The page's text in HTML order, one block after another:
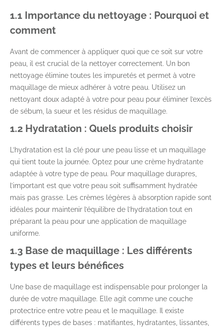
1.1 Importance du nettoyage : Pourquoi et
comment
Avant de commencer à appliquer quoi que ce soit sur votre
peau, il est crucial de la nettoyer correctement. Un bon
nettoyage élimine toutes les impuretés et permet à votre
maquillage de mieux adhérer à votre peau. Utilisez un
nettoyant doux adapté à votre pour peau pour éliminer l’excès
de sébum, la sueur et les résidus de maquillage.
1.2 Hydratation : Quels produits choisir
L’hydratation est la clé pour une peau lisse et un maquillage
qui tient toute la journée. Optez pour une crème hydratante
adaptée à votre type de peau. Pour maquillage durapres,
l’important est que votre peau soit suffisamment hydratée
mais pas grasse. Les crèmes légères à absorption rapide sont
idéales pour maintenir l’équilibre de l’hydratation tout en
préparant la peau pour une application de maquillage
uniforme.
1.3 Base de maquillage : Les différents
types et leurs bénéfices
Une base de maquillage est indispensable pour prolonger la
durée de votre maquillage. Elle agit comme une couche
protectrice entre votre peau et le maquillage. Il existe
différents types de bases : matifiantes, hydratantes, lissantes,